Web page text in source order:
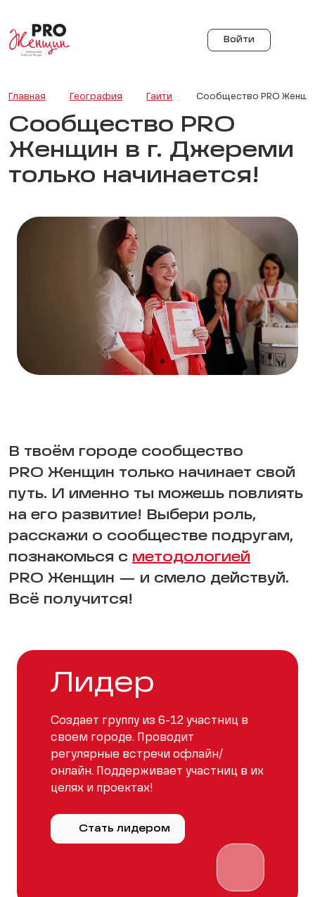
Войти
Главная География Гаити Сообщество PRO
Сообщество PRO
Женщин в г. Джереми
только начинается!
В твоём городе сообщество
PRO Женщин только начинает свой
путь. И именно ты можешь повлиять
на его развитие! Выбери роль,
расскажи о сообществе подругам,
познакомься с методологией
PRO Женщин — и смело действуй.
Всё получится!
Лидер
Создает группу из 6-12 участниц в
своем городе. Проводит
регулярные встречи офлайн/
онлайн. Поддерживает участниц в их
целях и проектах!
Стать лидером